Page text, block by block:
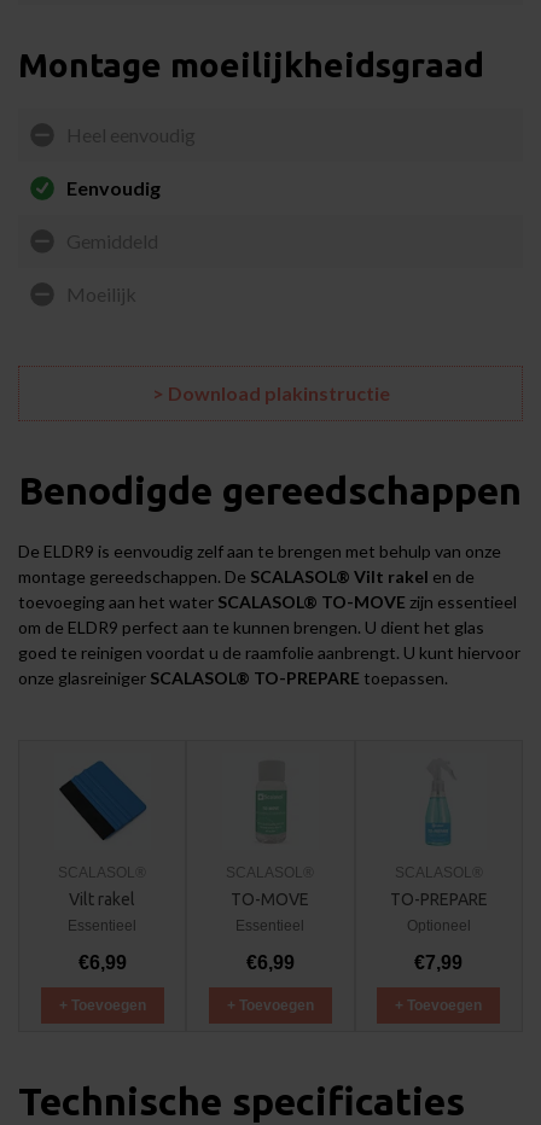
Montage moeilijkheidsgraad
Heel eenvoudig
Eenvoudig
Gemiddeld
Moeilijk
> Download plakinstructie
Benodigde gereedschappen
De ELDR9 is eenvoudig zelf aan te brengen met behulp van onze
montage gereedschappen. De SCALASOL® Vilt rakel en de
toevoeging aan het water SCALASOL® TO-MOVE zijn essentieel
om de ELDR9 perfect aan te kunnen brengen. U dient het glas
goed te reinigen voordat u de raamfolie aanbrengt. U kunt hiervoor
onze glasreiniger SCALASOL® TO-PREPARE toepassen.
SCALASOL®
Vilt rakel
Essentieel
€6,99
+ Toevoegen
SCALASOL®
TO-MOVE
Essentieel
€6,99
+ Toevoegen
SCALASOL®
TO-PREPARE
Optioneel
€7,99
+ Toevoegen
Technische specificaties